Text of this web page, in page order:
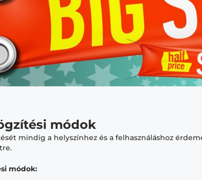
módok
mindig a helyszínhez és a felhasználáshoz
módok: